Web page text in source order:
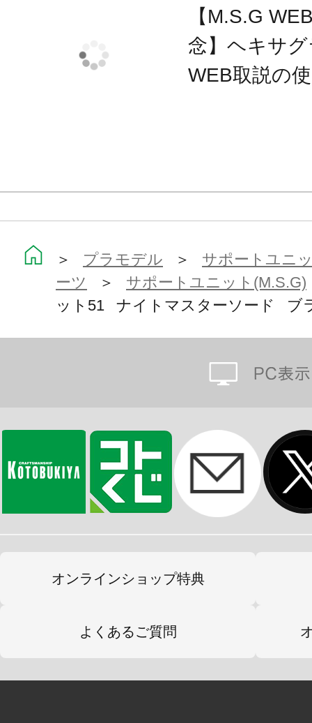
■大剣モード内部には聖剣「ナイト
れており、実際に引き抜いて使用す
能です。
■大剣モードの刀身部は変形してナ
て使用することができます。
■ナイトマスターシールドは分解し
トンファーブレードとして使用でき
■専用台座パーツは複数パーツで構
す。
■成型色は「ブラック」「クリアー
成型となります。
■ナイトマスターソード×1セット
■ナイトマスターシールド×1セット
■大剣モード専用台座×1セット
【M.S.G
念】ヘキサ
WEB取説の
＞ プラモデル ＞ サポートユニ
ーツ
＞ サポートユニット(M.S.G)
ット51 ナイトマスターソード ブ
オンラインショップ特典
よくあるご質問